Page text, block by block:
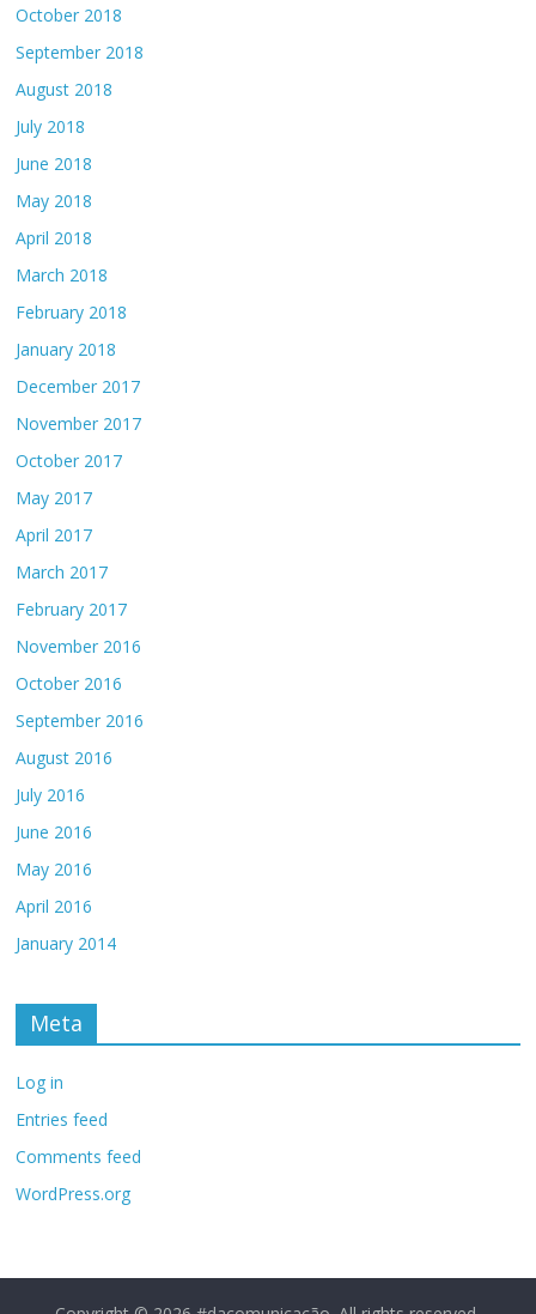
October 2018
September 2018
August 2018
July 2018
June 2018
May 2018
April 2018
March 2018
February 2018
January 2018
December 2017
November 2017
October 2017
May 2017
April 2017
March 2017
February 2017
November 2016
October 2016
September 2016
August 2016
July 2016
June 2016
May 2016
April 2016
January 2014
Meta
Log in
Entries feed
Comments feed
WordPress.org